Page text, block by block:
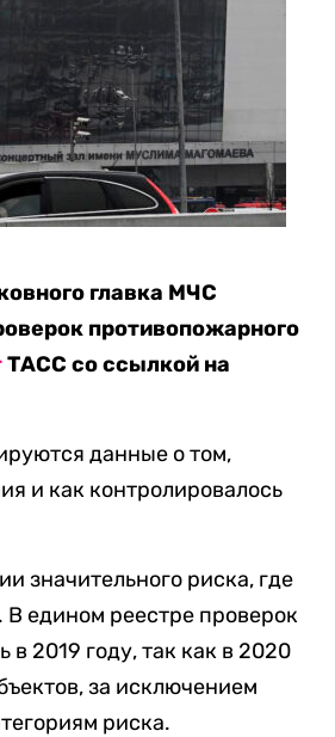
главка МЧС
противопожарного
ТАСС со ссылкой на
данные о том,
и как контролировалось
значительного риска, где
В едином реестре проверок
2019 году, так как в 2020
за исключением
риска.